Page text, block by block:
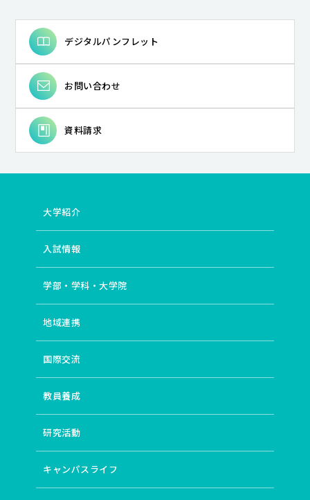
デジタルパンフレット
お問い合わせ
資料請求
大学紹介
入試情報
学部・学科・大学院
地域連携
国際交流
教員養成
研究活動
キャンパスライフ